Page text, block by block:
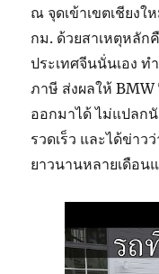
ณ จุดเข้าเขตเชียง
กม. ด้วยสาเหตุหลัก
ประเทศจีนนั่นเอง ท
ภาษี ส่งผลให้ BMW
ออกมาได้ ไม่แปลก
รวดเร็ว และได้ข่าว
ยาวนานหลายเดือน